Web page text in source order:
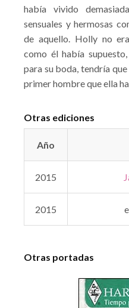
había vivido
sensuales y hermosas
de aquello. Holly no
como él había
para su boda, tendría
primer hombre que ella
Otras ediciones
Año
2015
2015
Otras portadas